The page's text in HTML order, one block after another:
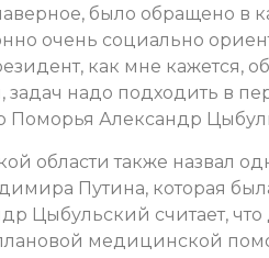
было обращено
очень социально
как мне кажется,
задач надо подходить в
Поморья Александр
области также назвал
Путина, которая
Цыбульский считает,
медицинской